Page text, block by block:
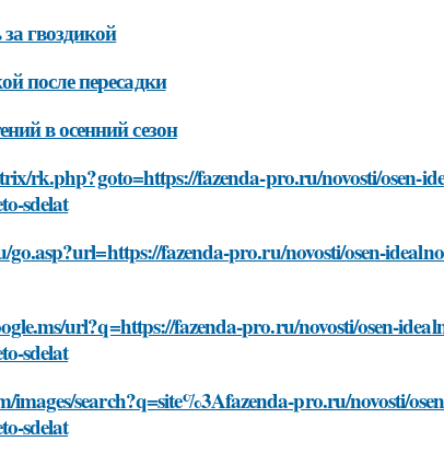
гвоздикой
после пересадки
в осенний сезон
rk.php?goto=https://fazenda-pro.ru/novosti/osen-
sdelat
fazenda-pro.ru/novosti/osen-
url?q=https://fazenda-pro.ru/novosti/osen-
sdelat
images/search?q=site%3Afazenda-pro.ru/novosti/
sdelat